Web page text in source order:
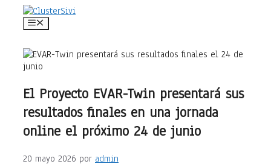
Saltar
Menú
El Proyecto EVAR-Twin presentará sus
resultados finales en una jornada
online el próximo 24 de junio
20 mayo 2026 por admin